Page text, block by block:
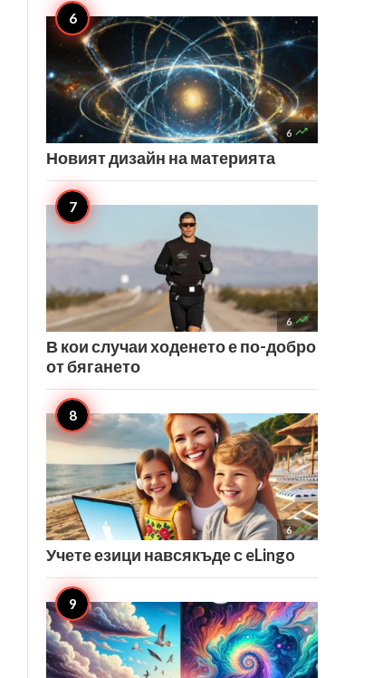
6 
Новият дизайн на материята
6 
В кои случаи ходенето е по-добро
от бягането
6 
Учете езици навсякъде с eLingo